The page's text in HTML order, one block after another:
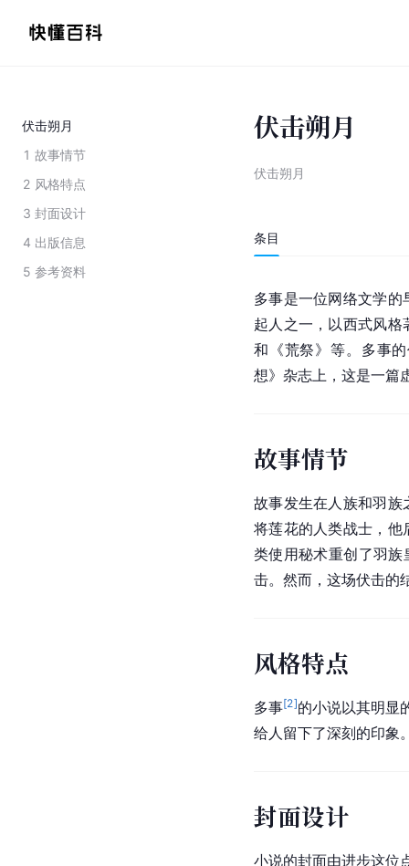
伏击朔月
1 故事情节
2 风格特点
3 封面设计
4 出版信息
5 参考资料
伏击朔月
伏击朔月
条目
多事是一位网络文学
起人之一，以西式风
和《荒祭》等。多事
想》杂志上，这是一篇
故事情节
故事发生在人族和羽族
将莲花的人类战士，他
类使用秘术重创了羽
击。然而，这场伏击的
风格特点
多事[2]的小说以其明显
给人留下了深刻的印象
封面设计
小说的封面由进步这位